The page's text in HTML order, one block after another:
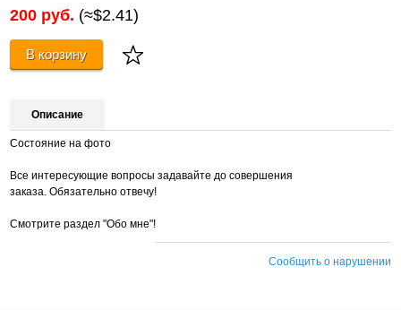
200 руб. (≈$2.41)
В корзину
Описание
Состояние на фото
Все интересующие вопросы задавайте до совершения
заказа. Обязательно отвечу!
Смотрите раздел "Обо мне"!
Сообщить о нарушении